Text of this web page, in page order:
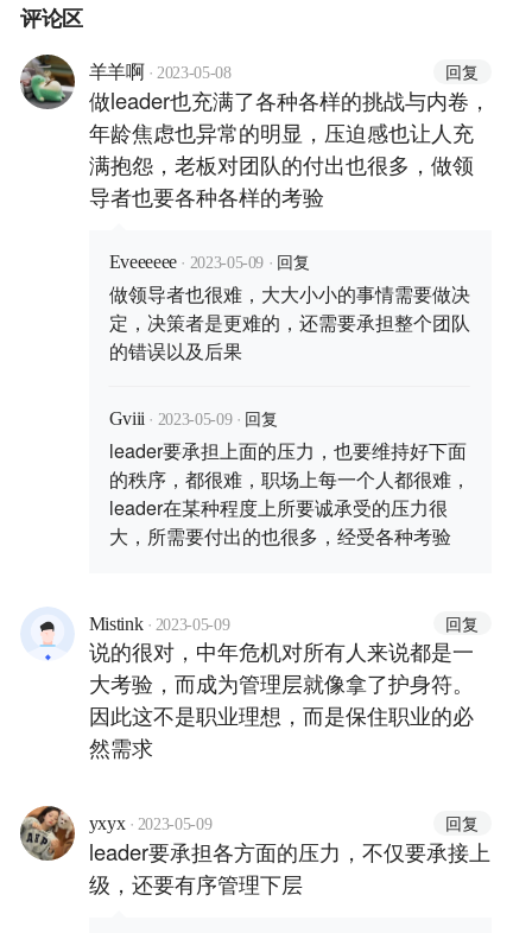
评论区
羊羊啊 · 2023-05-08 回复
做leader也充满了各种各样的挑战与内卷，
年龄焦虑也异常的明显，压迫感也让人充
满抱怨，老板对团队的付出也很多，做领
导者也要各种各样的考验
Eveeeeee · 2023-05-09 · 回复
做领导者也很难，大大小小的事情需要做决
定，决策者是更难的，还需要承担整个团队
的错误以及后果
Gviii · 2023-05-09 · 回复
leader要承担上面的压力，也要维持好下面
的秩序，都很难，职场上每一个人都很难，
leader在某种程度上所要诚承受的压力很
大，所需要付出的也很多，经受各种考验
Mistink · 2023-05-09 回复
说的很对，中年危机对所有人来说都是一
大考验，而成为管理层就像拿了护身符。
因此这不是职业理想，而是保住职业的必
然需求
yxyx · 2023-05-09 回复
leader要承担各方面的压力，不仅要承接上
级，还要有序管理下层